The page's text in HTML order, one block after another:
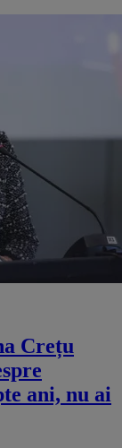
Crețu
ani, nu ai